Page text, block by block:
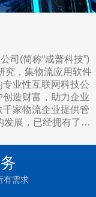
究，集物流应用软件
业性互联网科技公
造财富，助力企业
家物流企业提供管
施建设的理念，用
环的企业生态，现
业园，距离长沙市
有需求